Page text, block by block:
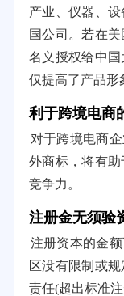
产业、仪器、
国公司。若在
名义授权给中
仅提高了产品形
利于跨境电商
对于跨境电商
外商标，将有
竞争力。
注册金无须验
注册资本的金
区没有限制或
责任(超出标准